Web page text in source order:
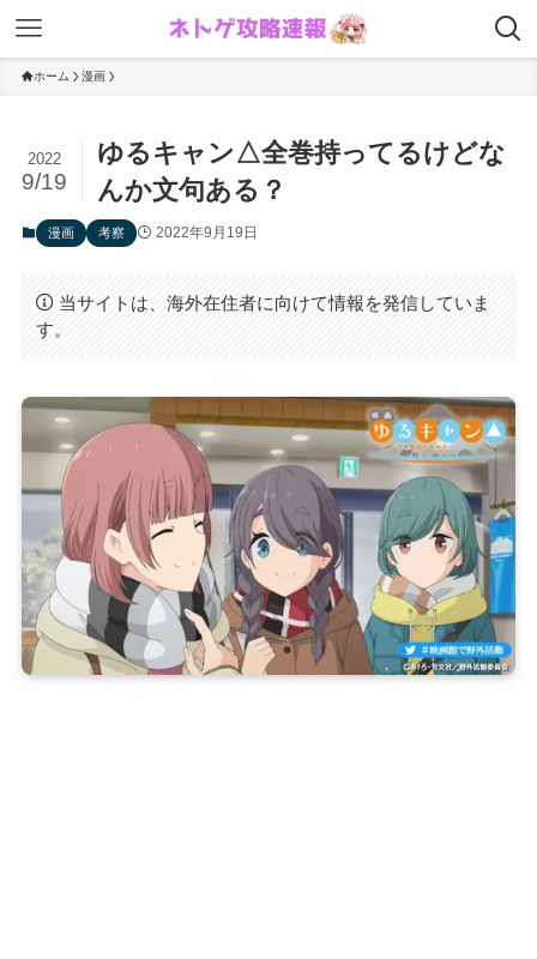
ホーム 漫画
ゆるキャン△全巻持ってるけどな
んか文句ある？
2022
9/19
漫画 考察 2022年9月19日
当サイトは、海外在住者に向けて情報を発信していま
す。